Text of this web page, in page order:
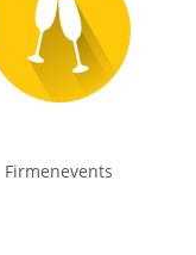
Firmenevents